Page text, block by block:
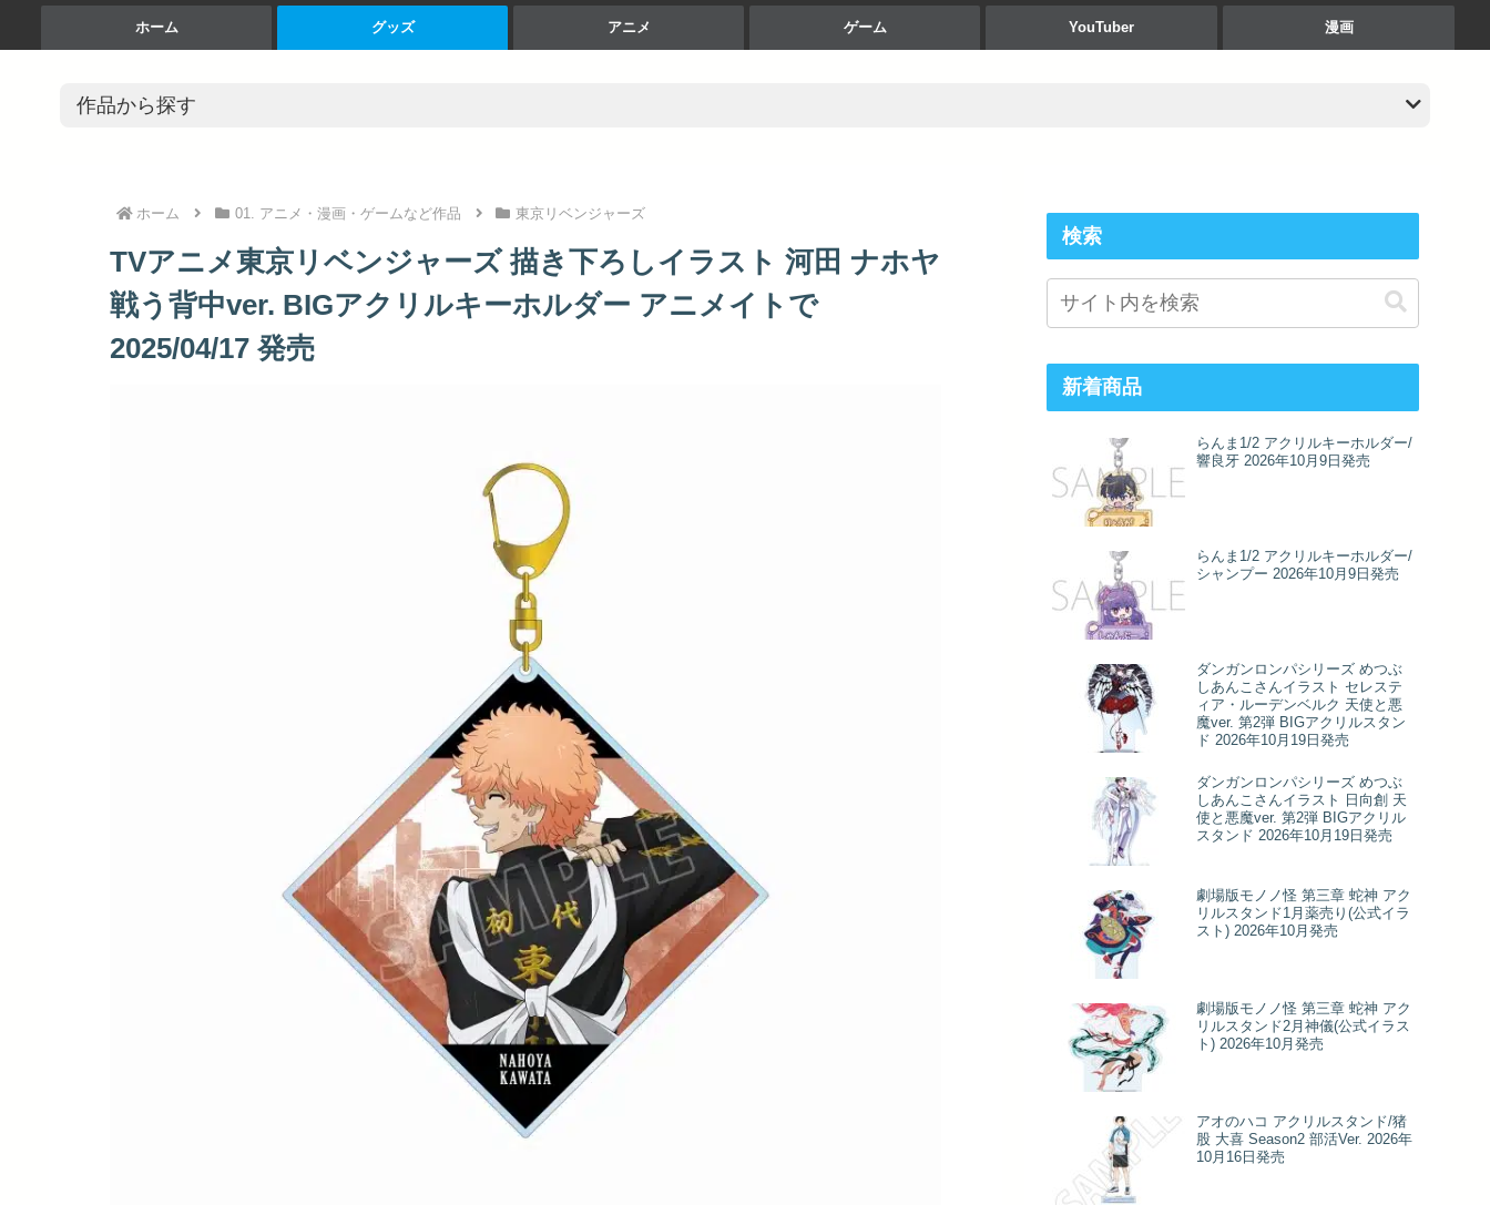
ホーム グッズ アニメ ゲーム YouTuber 漫画
ホーム 01. アニメ・漫画・ゲームなど作品 東京リベンジャーズ
TVアニメ東京リベンジャーズ 描き下ろしイラスト 河田 ナホヤ
戦う背中ver. BIGアクリルキーホルダー アニメイトで
2025/04/17 発売
検索
新着商品
らんま1/2 アクリルキーホルダー/
響良牙 2026年10月9日発売
らんま1/2 アクリルキーホルダー/
シャンプー 2026年10月9日発売
ダンガンロンパシリーズ めつぶ
しあんこさんイラスト セレステ
ィア・ルーデンベルク 天使と悪
魔ver. 第2弾 BIGアクリルスタン
ド 2026年10月19日発売
ダンガンロンパシリーズ めつぶ
しあんこさんイラスト 日向創 天
使と悪魔ver. 第2弾 BIGアクリル
スタンド 2026年10月19日発売
劇場版モノノ怪 第三章 蛇神 アク
リルスタンド1月薬売り(公式イラ
スト) 2026年10月発売
劇場版モノノ怪 第三章 蛇神 アク
リルスタンド2月神儀(公式イラス
ト) 2026年10月発売
アオのハコ アクリルスタンド/猪
股 大喜 Season2 部活Ver. 2026年
10月16日発売